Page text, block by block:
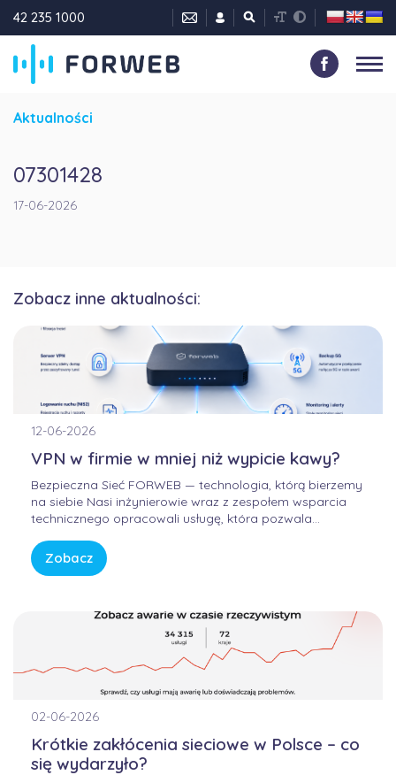
42 235 1000
Aktualności
07301428
17-06-2026
Zobacz inne aktualności:
12-06-2026
VPN w firmie w mniej niż wypicie kawy?
Bezpieczna Sieć FORWEB — technologia, którą bierzemy
na siebie Nasi inżynierowie wraz z zespołem wsparcia
technicznego opracowali usługę, która pozwala
przewidywalny. Bez samodzielnego konfigurowania
skomplikowanych urządzeń, bez studiowania
Zobacz
02-06-2026
Krótkie zakłócenia sieciowe w Polsce – co
się wydarzyło?